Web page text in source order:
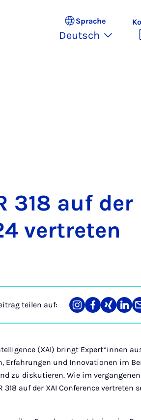
Sprache
Deutsch
318 auf der
ver­tre­ten
teilen auf:
Teilen
auf
Teilen
auf
Teilen
auf auf
(XAI) bringt Expert*innen
Erfahrungen und Innovationen im
zu diskutieren. Wie im
auf der XAI Conference vertreten